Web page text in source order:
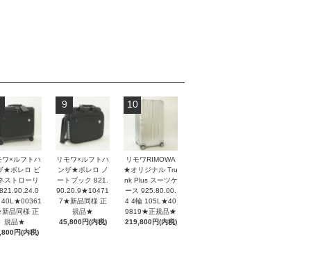
ワ×ルフトハ
★ボレロ ビ
ストローリ
40L★00361
品同様 正
規品★
円(内税)
9
リモワ×ルフトハ
ンザ★ボレロ ノ
ートブック 821.
90.20.9★10471
7★新品同様 正
規品★
45,800円(内税)
10
リモワRIMOWA
★オリジナル Tru
nk Plus スーツケ
ース 925.80.00.
4 4輪 105L★40
9819★正規品★
219,800円(内税)